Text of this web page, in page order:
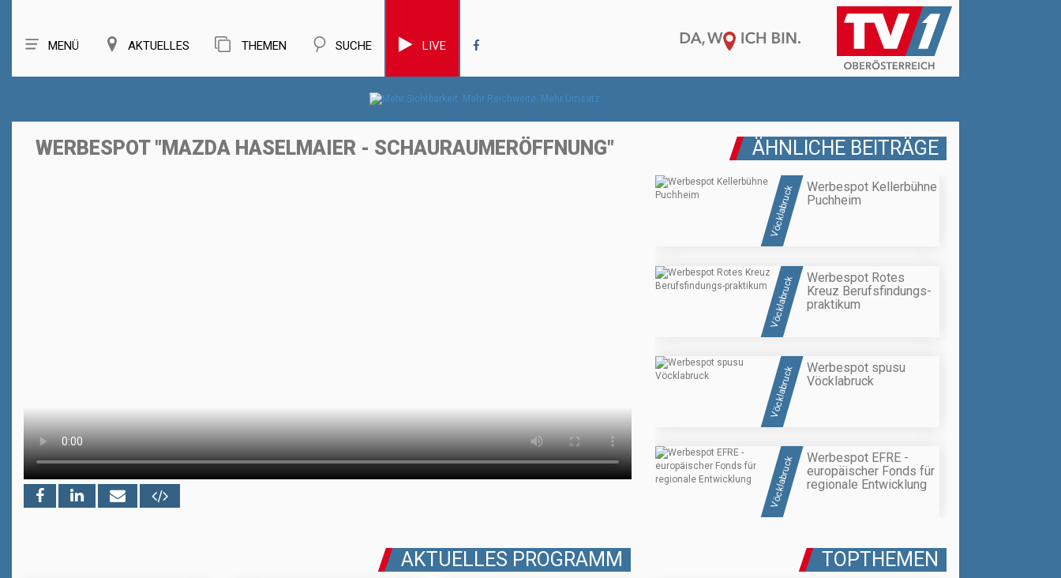
MENÜ AKTUELLES THEMEN SUCHE LIVE
WERBESPOT "MAZDA HASELMAIER - SCHAURAUMERÖFFNUNG" ÄHNLICHE BEITRÄGE
Vöcklabruck
Werbespot Kellerbühne
Puchheim
Vöcklabruck
Werbespot Rotes
Kreuz Berufsfindungs-
praktikum
Vöcklabruck
Werbespot spusu
Vöcklabruck
Vöcklabruck
Werbespot EFRE -
europäischer Fonds für
regionale Entwicklung
AKTUELLES PROGRAMM TOPTHEMEN